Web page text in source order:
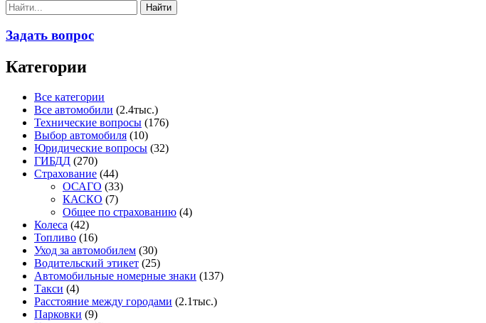
Задать вопрос
Категории
Все категории
Все автомобили (2.4тыс.)
Технические вопросы (176)
Выбор автомобиля (10)
Юридические вопросы (32)
ГИБДД (270)
Страхование (44)
ОСАГО (33)
КАСКО (7)
Общее по страхованию (4)
Колеса (42)
Топливо (16)
Уход за автомобилем (30)
Водительский этикет (25)
Автомобильные номерные знаки (137)
Такси (4)
Расстояние между городами (2.1тыс.)
Парковки (9)